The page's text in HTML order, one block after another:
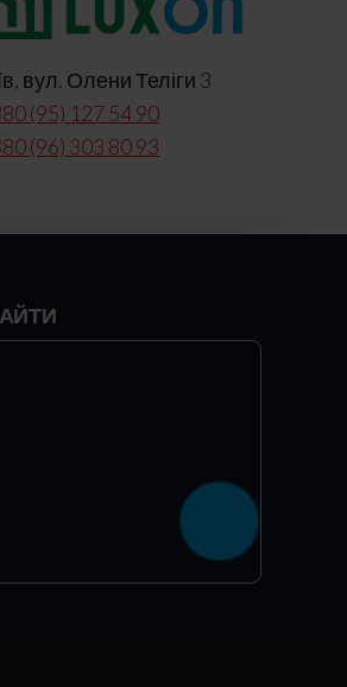
вул. Олени Теліги 3
(95) 127 54 90
(96) 303 80 93